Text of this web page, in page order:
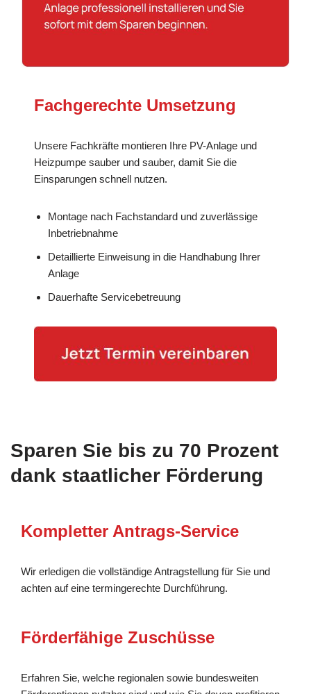
Fachgerechte Umsetzung
Unsere Fachkräfte montieren Ihre PV-Anlage und
Heizpumpe sauber und sauber, damit Sie die
Einsparungen schnell nutzen.
Montage nach Fachstandard und zuverlässige
Inbetriebnahme
Detaillierte Einweisung in die Handhabung Ihrer
Anlage
Dauerhafte Servicebetreuung
Sparen Sie bis zu 70 Prozent
dank staatlicher Förderung
Kompletter Antrags-Service
Wir erledigen die vollständige Antragstellung für Sie und
achten auf eine termingerechte Durchführung.
Förderfähige Zuschüsse
Erfahren Sie, welche regionalen sowie bundesweiten